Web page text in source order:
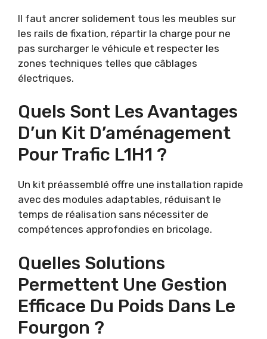
Il faut ancrer solidement tous les meubles sur
les rails de fixation, répartir la charge pour ne
pas surcharger le véhicule et respecter les
zones techniques telles que câblages
électriques.
Quels Sont Les Avantages
D’un Kit D’aménagement
Pour Trafic L1H1 ?
Un kit préassemblé offre une installation rapide
avec des modules adaptables, réduisant le
temps de réalisation sans nécessiter de
compétences approfondies en bricolage.
Quelles Solutions
Permettent Une Gestion
Efficace Du Poids Dans Le
Fourgon ?